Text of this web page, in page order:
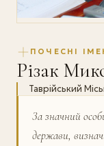
ПОЧЕСНІ
Різак
Таврійський
За значний
держави,